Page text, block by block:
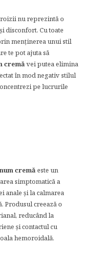
nu reprezintă o
disconfort. Cu toate
menținerea unui stil
te pot ajuta să
cremăvei putea elimina
în mod negativ stilul
pe lucrurile
cremăeste un
simptomatică a
și la calmarea
Produsul creează o
reducând la
și contactul cu
hemoroidală.